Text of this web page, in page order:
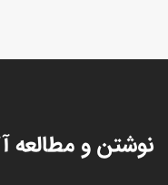
نوشتن و مطالعه